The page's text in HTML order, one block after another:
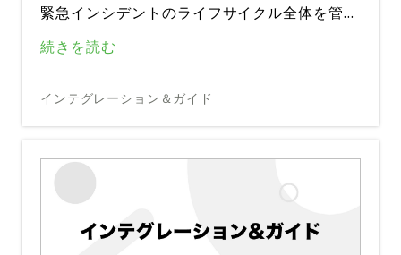
化、監視によってこれを実現し、企業はデータ
れるのです。
の脅威にさらされやすくなるにつれて、ビジネ
スの内部構造プロセスの進化にプラスの影響を
何が重要なのか？
ゼロトラストセキュリティーは、従来のセキュ
リティーモデルと比較して優れたアプローチで
代的な技術的考え方への根本的な転換と包括的
な実装にあります。
内部ネットワークが本質的に信頼できるという
デルとは異なり、ゼロトラストセキュリティー
は「誰も信用しない」という哲学を採用してい
ます。厳格なアクセス制御、継続的な認証、あ
らゆるレベルでの厳格な監視を実施し、全ての
ユーザー、デバイス、ネットワークコンポーネ
ントが信頼されない可能性があるものとして扱
さらに、ゼロトラストセキュリティーは、コン
テキストに基づいて権限を動的に調整する適応
型アクセス制御を提供し、生産性を損なうこと
なくセキュリティーを強化します。強固な認
証、暗号化、セグメンテーションを組み合わせ
あらゆる規模の企業は、ゼロトラストのような
セキュリティーモデルを導入することで、以下
のようなメリットを享受できます。
緊急インシデントのライフサイクル全体を管理
のお客様の多くは、インシデント対応チームを
強化し、機能を成長および拡張するための主要
な原動力として、Process Automationを活用
緊急インシデントに起因する作業は、企業の収
合、この作業は繰り返し行われるため、ファー
ストレスポンダーに委任できます。しかし、こ
要な深いコンテキストは、本番環境に閉じ込め
られており、専門家の知識、スキル、アクセス
態にある専門家にインシデントをエスカレート
インシデント解決プロセスの反復的で時間のか
解放され、創造性と批判的思考が必要なより価
値の高い活動に集中できるようになります。こ
れにより、MTTRの短縮、顧客エクスペリエン
スの向上、イノベーションの迅速化、収益の保
護、収益性の向上につながります。
は、あらかじめ構築されたカスタマイズ可能な
診断と修復の機能を提供し、ファーストレスポ
できるようにします。そのため、時間を節約
Automated Incident ResolutionによってMT
TRがいかに短縮されるかをお客様に実感して
続きを読む
インテグレーション＆ガイド